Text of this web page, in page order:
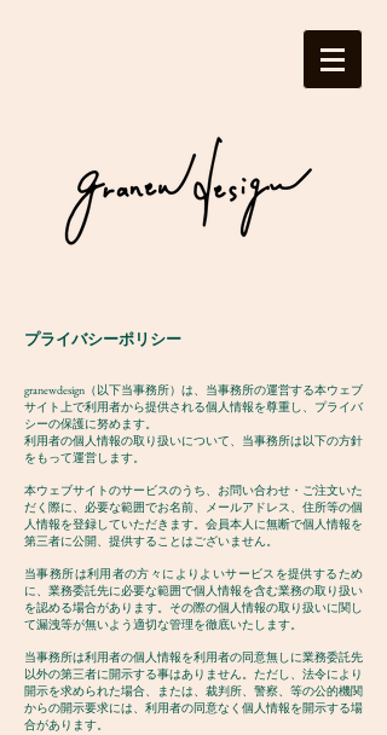
プライバシーポリシー
granewdesign（以下当事務所）は、当事務所の運営する本ウェブ
サイト上で利用者から提供される個人情報を尊重し、プライバ
シーの保護に努めます。
利用者の個人情報の取り扱いについて、当事務所は以下の方針
をもって運営します。
本ウェブサイトのサービスのうち、お問い合わせ・ご注文いた
だく際に、必要な範囲でお名前、メールアドレス、住所等の個
人情報を登録していただきます。会員本人に無断で個人情報を
第三者に公開、提供することはございません。
当事務所は利用者の方々によりよいサービスを提供するため
に、業務委託先に必要な範囲で個人情報を含む業務の取り扱い
を認める場合があります。その際の個人情報の取り扱いに関し
て漏洩等が無いよう適切な管理を徹底いたします。
当事務所は利用者の個人情報を利用者の同意無しに業務委託先
以外の第三者に開示する事はありません。ただし、法令により
開示を求められた場合、または、裁判所、警察、等の公的機関
からの開示要求には、利用者の同意なく個人情報を開示する場
合があります。